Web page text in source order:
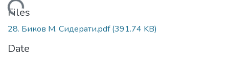
Loading...
Files
28. Биков М. Сидерати.pdf(391.74 KB)
Date